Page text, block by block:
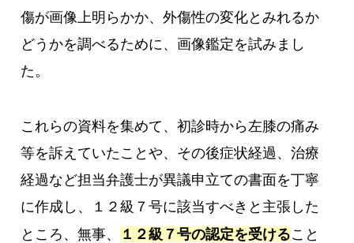
傷が画像上明らかか、外傷性の変化とみれるか
どうかを調べるために、画像鑑定を試みまし
た。
これらの資料を集めて、初診時から左膝の痛み
等を訴えていたことや、その後症状経過、治療
経過など担当弁護士が異議申立ての書面を丁寧
に作成し、１２級７号に該当すべきと主張した
ところ、無事、
１２級７号の認定を受けること